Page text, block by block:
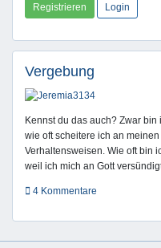
Registrieren Login
Vergebung
Kennst du das auch? Zwar
wie oft scheitere ich an
Verhaltensweisen. Wie oft bin
weil ich mich an Gott
4 Kommentare